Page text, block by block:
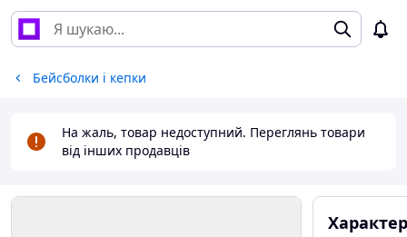
Бейсболки і кепки
На жаль, товар недоступний. Переглянь товари
від інших продавців